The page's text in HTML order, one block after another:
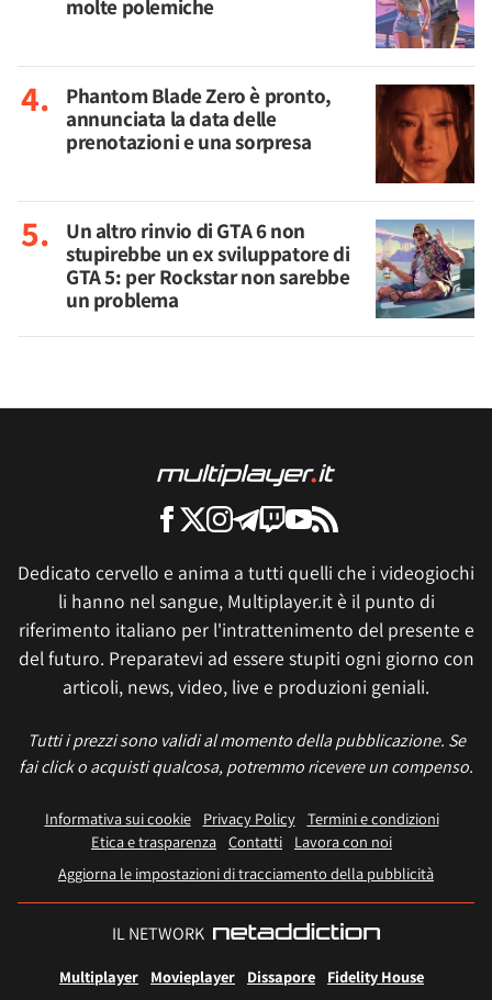
molte polemiche
Phantom Blade Zero è pronto,
annunciata la data delle
prenotazioni e una sorpresa
Un altro rinvio di GTA 6 non
stupirebbe un ex sviluppatore di
GTA 5: per Rockstar non sarebbe
un problema
Dedicato cervello e anima a tutti quelli che i videogiochi
li hanno nel sangue, Multiplayer.it è il punto di
riferimento italiano per l'intrattenimento del presente e
del futuro. Preparatevi ad essere stupiti ogni giorno con
articoli, news, video, live e produzioni geniali.
Tutti i prezzi sono validi al momento della pubblicazione. Se
fai click o acquisti qualcosa, potremmo ricevere un compenso.
Informativa sui cookie Privacy Policy
Termini e condizioni
Etica e trasparenza Contatti
Lavora con noi
Aggiorna le impostazioni di tracciamento della pubblicità
IL NETWORK
Multiplayer Movieplayer Dissapore
Fidelity House